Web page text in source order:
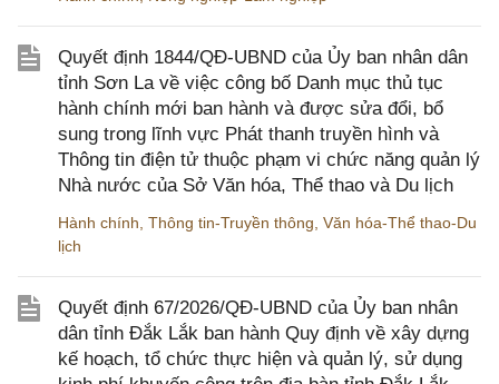
Quyết định 1844/QĐ-UBND của Ủy ban nhân dân
tỉnh Sơn La về việc công bố Danh mục thủ tục
hành chính mới ban hành và được sửa đổi, bổ
sung trong lĩnh vực Phát thanh truyền hình và
Thông tin điện tử thuộc phạm vi chức năng quản lý
Nhà nước của Sở Văn hóa, Thể thao và Du lịch
Hành chính Thông tin-Truyền thông Văn hóa-Thể thao-Du
lịch
Quyết định 67/2026/QĐ-UBND của Ủy ban nhân
dân tỉnh Đắk Lắk ban hành Quy định về xây dựng
kế hoạch, tổ chức thực hiện và quản lý, sử dụng